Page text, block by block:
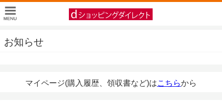
お知らせ
マイページ(購入履歴、領収書など)はこちらから